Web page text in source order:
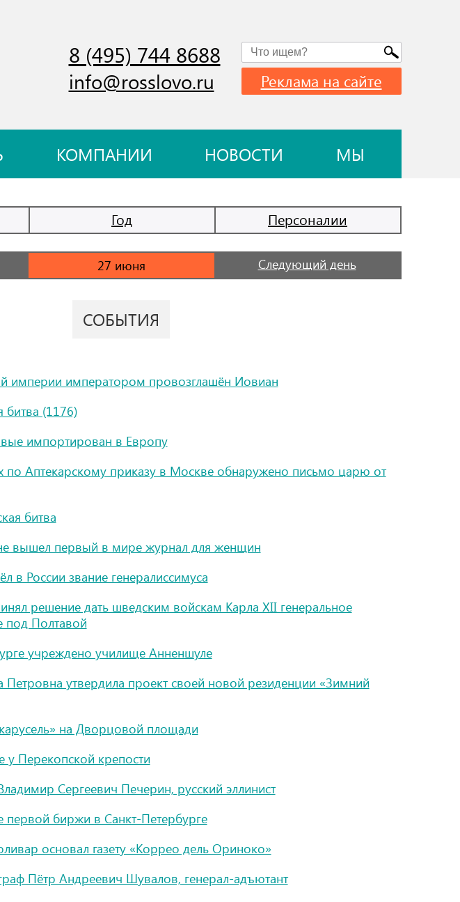
8 (495) 744 8688
info@rosslovo.ru Реклама на сайте
КОМПАНИИ НОВОСТИ МЫ
Год Персоналии
Следующий день
СОБЫТИЯ
империи императором провозглашён Иовиан
битва (1176)
импортирован в Европу
по Аптекарскому приказу в Москве обнаружено письмо царю от
битва
вышел первый в мире журнал для женщин
в России звание генералиссимуса
решение дать шведским войскам Карла XII генеральное
под Полтавой
учреждено училище Анненшуле
Петровна утвердила проект своей новой резиденции «Зимний
на Дворцовой площади
у Перекопской крепости
Сергеевич Печерин, русский эллинист
первой биржи в Санкт-Петербурге
основал газету «Коррео дель Ориноко»
Пётр Андреевич Шувалов, генерал-адъютант